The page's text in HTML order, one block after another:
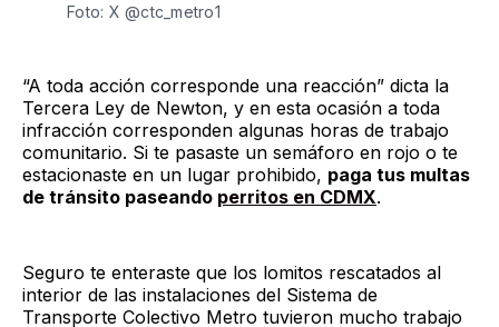
Foto: X @ctc_metro1
“A toda acción corresponde una reacción” dicta la
Tercera Ley de Newton, y en esta ocasión a toda
infracción corresponden algunas horas de trabajo
comunitario. Si te pasaste un semáforo en rojo o te
estacionaste en un lugar prohibido, paga tus multas
de tránsito paseando perritos en CDMX.
Seguro te enteraste que los lomitos rescatados al
interior de las instalaciones del Sistema de
Transporte Colectivo Metro tuvieron mucho trabajo